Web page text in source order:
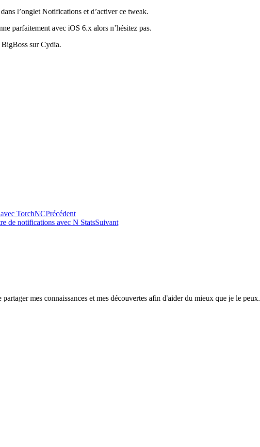
l’onglet Notifications et d’activer ce tweak.
parfaitement avec iOS 6.x alors n’hésitez pas.
sur Cydia.
TorchNCPrécédent
de notifications avec N StatsSuivant
mes connaissances et mes découvertes afin d'aider du mieux que je le peux.